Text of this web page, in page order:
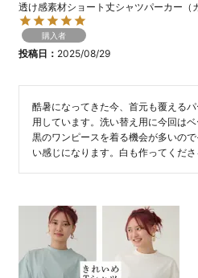
透け感素材ショート丈シャツパーカー（
購入者
投稿日 2025/08/29
酷暑になってきた今、首元も覆える
用しています。洗い替え用に今回はベ
黒のワンピースを着る機会が多いの